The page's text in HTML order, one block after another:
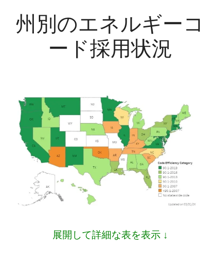
州別のエネルギーコ
ード採用状況
展開して詳細な表を表示 ↓